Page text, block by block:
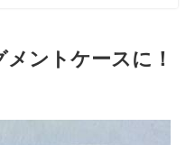
ントケースに！